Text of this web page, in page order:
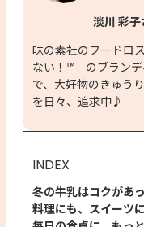
淡川 彩子
味の素社のフードロ
ない！™」のブラン
で、大好物のきゅう
を日々、追求中♪
INDEX
冬の牛乳はコクがあ
料理にも、スイーツ